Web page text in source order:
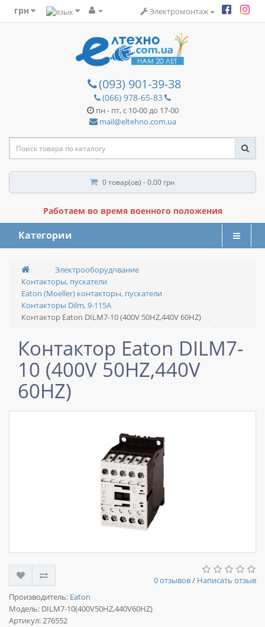
грн Электромонтаж
(093) 901-39-38
(066) 978-65-83
пн - пт, с 10-00 до 17-00
mail@eltehno.com.ua
0 товар(ов) - 0.00 грн
Работаем во время военного положения
Категории
Электрооборудование
Контакторы, пускатели
Eaton (Moeller) контакторы, пускатели
Контакторы Dilm, 9-115A
Контактор Eaton DILM7-10 (400V 50HZ,440V 60HZ)
Контактор Eaton DILM7-
10 (400V 50HZ,440V
60HZ)
0 отзывов/ Написать отзыв
Производитель: Eaton
Модель: DILM7-10(400V50HZ,440V60HZ)
Артикул: 276552